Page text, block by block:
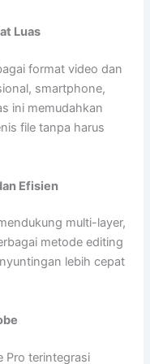
Luas
format video dan
smartphone,
ini memudahkan
file tanpa harus
Efisien
multi-layer,
metode editing
lebih cepat
Pro terintegrasi